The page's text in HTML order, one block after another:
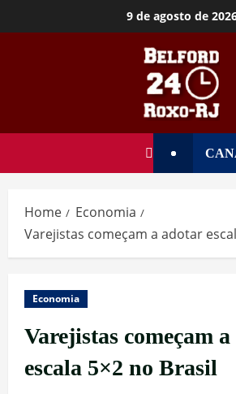
9 de agosto de
Home
Economia
Varejistas começam a adotar
Economia
Varejistas começam
escala 5×2 no Brasil